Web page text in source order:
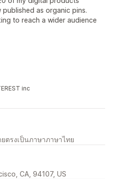
as organic pins.
to reach a wider audience
inc
ตรงเป็นภาษาภาษาไทย
CA, 94107, US